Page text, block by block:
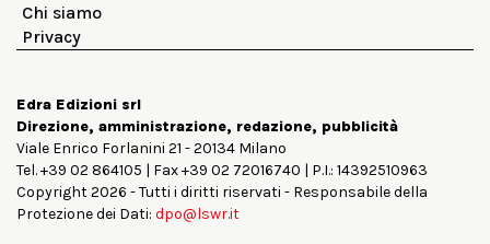
Chi siamo
Privacy
Edra Edizioni srl
Direzione, amministrazione, redazione, pubblicità
Viale Enrico Forlanini 21 - 20134 Milano
Tel. +39 02 864105 | Fax +39 02 72016740 | P.I.: 14392510963
Copyright 2026 - Tutti i diritti riservati - Responsabile della
Protezione dei Dati: dpo@lswr.it